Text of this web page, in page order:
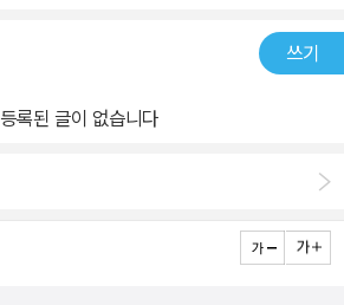
쓰기
등록된 글이 없습니다